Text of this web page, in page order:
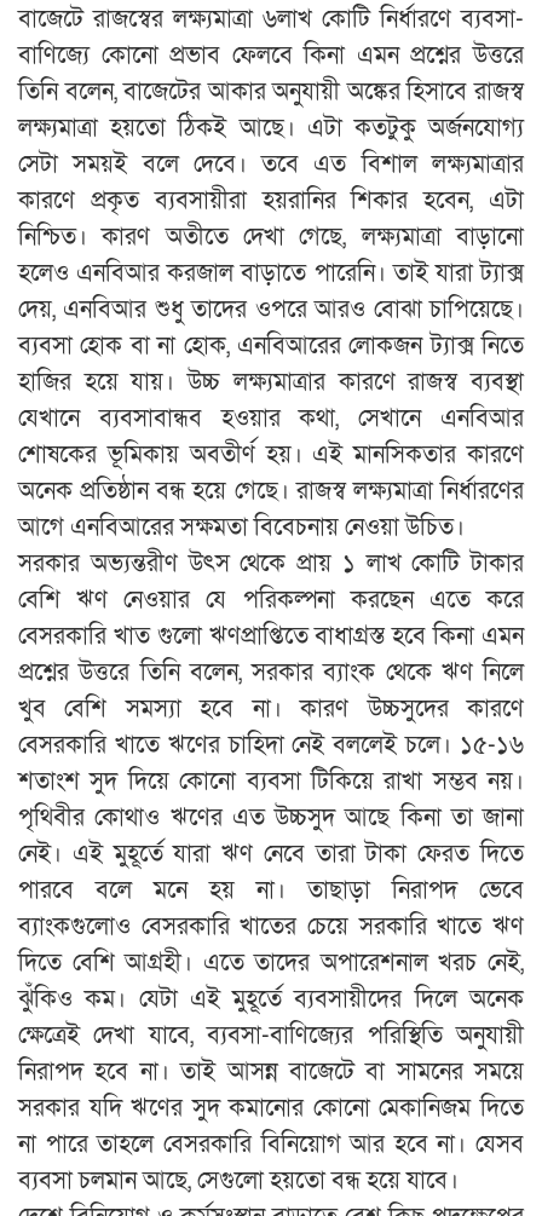
বাজেটে রাজস্বের লক্ষ্যমাত্রা ৬লাখ কোটি নির্ধারণে ব্যবসা-
বাণিজ্যে কোনো প্রভাব ফেলবে কিনা এমন প্রশ্নের উত্তরে
তিনি বলেন, বাজেটের আকার অনুযায়ী অঙ্কের হিসাবে রাজস্ব
লক্ষ্যমাত্রা হয়তো ঠিকই আছে। এটা কতটুকু অর্জনযোগ্য
সেটা সময়ই বলে দেবে। তবে এত বিশাল লক্ষ্যমাত্রার
কারণে প্রকৃত ব্যবসায়ীরা হয়রানির শিকার হবেন, এটা
নিশ্চিত। কারণ অতীতে দেখা গেছে, লক্ষ্যমাত্রা বাড়ানো
হলেও এনবিআর করজাল বাড়াতে পারেনি। তাই যারা ট্যাক্স
দেয়, এনবিআর শুধু তাদের ওপরে আরও বোঝা চাপিয়েছে।
ব্যবসা হোক বা না হোক, এনবিআরের লোকজন ট্যাক্স নিতে
হাজির হয়ে যায়। উচ্চ লক্ষ্যমাত্রার কারণে রাজস্ব ব্যবস্থা
যেখানে ব্যবসাবান্ধব হওয়ার কথা, সেখানে এনবিআর
শোষকের ভূমিকায় অবতীর্ণ হয়। এই মানসিকতার কারণে
অনেক প্রতিষ্ঠান বন্ধ হয়ে গেছে। রাজস্ব লক্ষ্যমাত্রা নির্ধারণের
আগে এনবিআরের সক্ষমতা বিবেচনায় নেওয়া উচিত।
সরকার অভ্যন্তরীণ উৎস থেকে প্রায় ১ লাখ কোটি টাকার
বেশি ঋণ নেওয়ার যে পরিকল্পনা করছেন এতে করে
বেসরকারি খাত গুলো ঋণপ্রাপ্তিতে বাধাগ্রস্ত হবে কিনা এমন
প্রশ্নের উত্তরে তিনি বলেন, সরকার ব্যাংক থেকে ঋণ নিলে
খুব বেশি সমস্যা হবে না। কারণ উচ্চসুদের কারণে
বেসরকারি খাতে ঋণের চাহিদা নেই বললেই চলে। ১৫-১৬
শতাংশ সুদ দিয়ে কোনো ব্যবসা টিকিয়ে রাখা সম্ভব নয়।
পৃথিবীর কোথাও ঋণের এত উচ্চসুদ আছে কিনা তা জানা
নেই। এই মুহূর্তে যারা ঋণ নেবে তারা টাকা ফেরত দিতে
পারবে বলে মনে হয় না। তাছাড়া নিরাপদ ভেবে
ব্যাংকগুলোও বেসরকারি খাতের চেয়ে সরকারি খাতে ঋণ
দিতে বেশি আগ্রহী। এতে তাদের অপারেশনাল খরচ নেই,
ঝুঁকিও কম। যেটা এই মুহূর্তে ব্যবসায়ীদের দিলে অনেক
ক্ষেত্রেই দেখা যাবে, ব্যবসা-বাণিজ্যের পরিস্থিতি অনুযায়ী
নিরাপদ হবে না। তাই আসন্ন বাজেটে বা সামনের সময়ে
সরকার যদি ঋণের সুদ কমানোর কোনো মেকানিজম দিতে
না পারে তাহলে বেসরকারি বিনিয়োগ আর হবে না। যেসব
ব্যবসা চলমান আছে, সেগুলো হয়তো বন্ধ হয়ে যাবে।